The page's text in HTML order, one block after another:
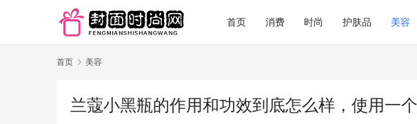
首页 消费 时尚 护肤品 美容
首页 美容
兰蔻小黑瓶的作用和功效到底怎么样，使用一